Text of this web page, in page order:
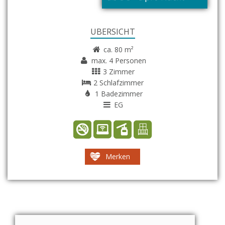
ÜBERSICHT
ca. 80 m²
max. 4 Personen
3 Zimmer
2 Schlafzimmer
1 Badezimmer
EG
Merken